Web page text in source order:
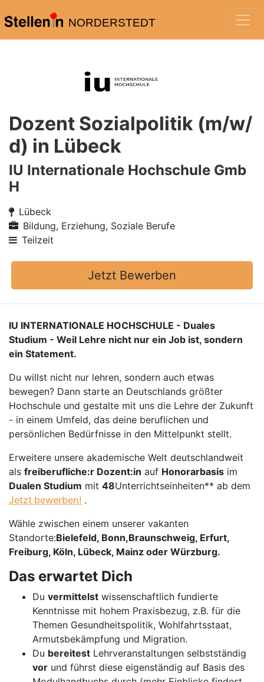
NORDERSTEDT
Dozent Sozialpolitik (m/w/
d) in Lübeck
IU Internationale Hochschule Gmb
H
Lübeck
Bildung, Erziehung, Soziale Berufe
Teilzeit
Jetzt Bewerben
IU INTERNATIONALE HOCHSCHULE - Duales
Studium - Weil Lehre nicht nur ein Job ist, sondern
ein Statement.
Du willst nicht nur lehren, sondern auch etwas
bewegen? Dann starte an Deutschlands größter
Hochschule und gestalte mit uns die Lehre der Zukunft
- in einem Umfeld, das deine beruflichen und
persönlichen Bedürfnisse in den Mittelpunkt stellt.
Erweitere unsere akademische Welt deutschlandweit
als freiberufliche:r Dozent:in auf Honorarbasis im
Dualen Studium mit 48Unterrichtseinheiten** ab dem
Jetzt bewerben! .
Wähle zwischen einem unserer vakanten
Standorte:Bielefeld, Bonn,Braunschweig, Erfurt,
Freiburg, Köln, Lübeck, Mainz oder Würzburg.
Das erwartet Dich
Du vermittelst wissenschaftlich fundierte
Kenntnisse mit hohem Praxisbezug, z.B. für die
Themen Gesundheitspolitik, Wohlfahrtsstaat,
Armutsbekämpfung und Migration.
Du bereitest Lehrveranstaltungen selbstständig
vor und führst diese eigenständig auf Basis des